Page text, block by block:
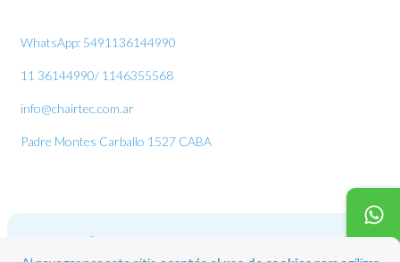
WhatsApp: 5491136144990
11 36144990/ 1146355568
info@chairtec.com.ar
Padre Montes Carballo 1527 CABA